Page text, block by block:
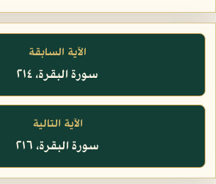
الآية السابقة
سورة البقرة، ٢١٤
الآية التالية
سورة البقرة، ٢١٦